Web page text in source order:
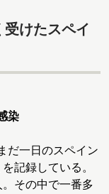
受けたスペイ
染
だ一日のスペイン
記録している。
その中で一番多